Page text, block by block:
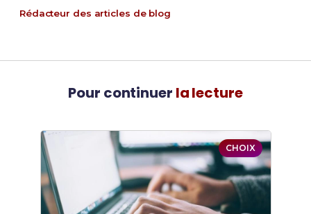
Rédacteur des articles de blog
Pour continuer la lecture
CHOIX